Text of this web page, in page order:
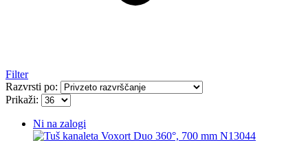
Filter
Razvrsti po:
Prikaži:
Ni na zalogi